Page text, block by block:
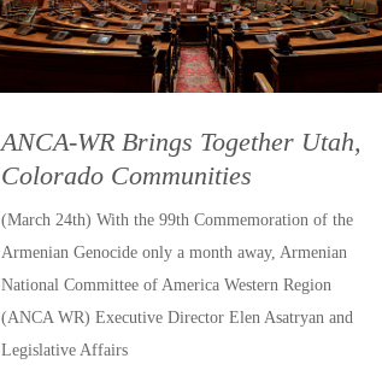
ANCA-WR Brings Together Utah,
Colorado Communities
(March 24th) With the 99th Commemoration of the
Armenian Genocide only a month away, Armenian
National Committee of America Western Region
(ANCA WR) Executive Director Elen Asatryan and
Legislative Affairs